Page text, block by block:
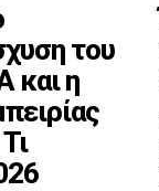
του
και η